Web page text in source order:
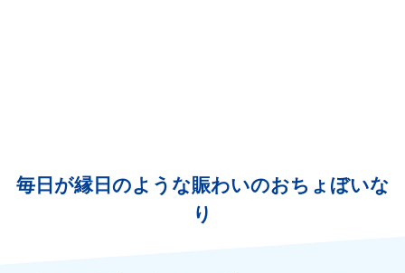
毎日が縁日のような賑わいのおちょぼいな
り